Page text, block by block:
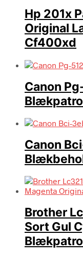
Hp 201x
Original
Cf400xd
Canon
Canon
Brother
Sort Gul